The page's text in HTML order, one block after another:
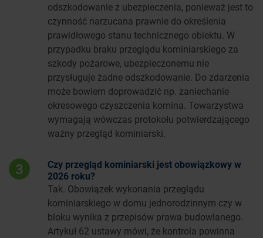
odszkodowanie z ubezpieczenia, ponieważ jest to
czynność narzucana prawnie do określenia
prawidłowego stanu technicznego obiektu. W
przypadku braku przeglądu kominiarskiego za
szkody pożarowe, ubezpieczonemu nie
przysługuje żadne odszkodowanie. Do zdarzenia
może bowiem doprowadzić np. zaniechanie
okresowego czyszczenia komina. Towarzystwa
wymagają wówczas protokołu potwierdzającego
ważny przegląd kominiarski.
3
Czy przegląd kominiarski jest obowiązkowy w
2026 roku?
Tak. Obowiązek wykonania przeglądu
kominiarskiego w domu jednorodzinnym czy w
bloku wynika z przepisów prawa budowlanego.
Artykuł 62 ustawy mówi, że kontrola powinna